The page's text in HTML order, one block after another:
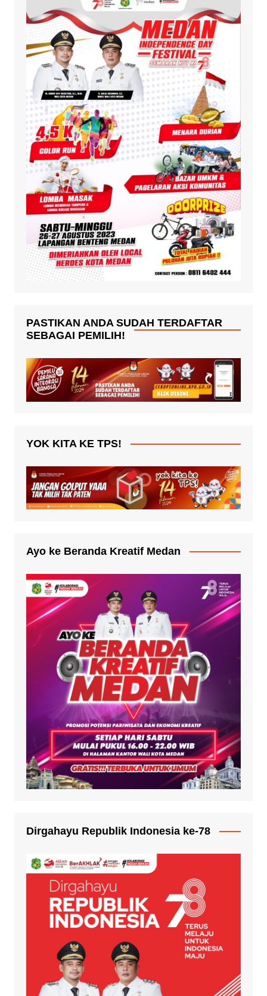
PASTIKAN ANDA SUDAH TERDAFTAR
SEBAGAI PEMILIH!
YOK KITA KE TPS!
Ayo ke Beranda Kreatif Medan
Dirgahayu Republik Indonesia ke-78